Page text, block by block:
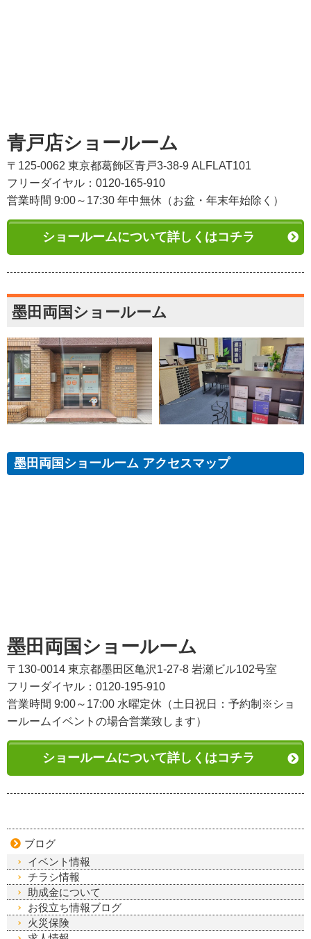
青戸店ショールーム
〒125-0062 東京都葛飾区青戸3-38-9 ALFLAT101
フリーダイヤル：0120-165-910
営業時間 9:00～17:30 年中無休（お盆・年末年始除く）
ショールームについて詳しくはコチラ
墨田両国ショールーム
墨田両国ショールーム アクセスマップ
墨田両国ショールーム
〒130-0014 東京都墨田区亀沢1-27-8 岩瀬ビル102号室
フリーダイヤル：0120-195-910
営業時間 9:00～17:00 水曜定休（土日祝日：予約制※ショ
ールームイベントの場合営業致します）
ショールームについて詳しくはコチラ
ブログ
イベント情報
チラシ情報
助成金について
お役立ち情報ブログ
火災保険